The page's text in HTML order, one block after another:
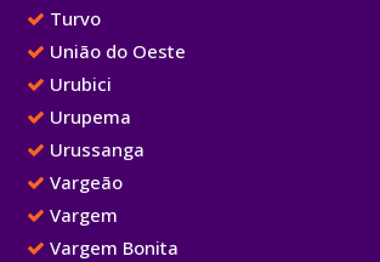
Turvo
União do Oeste
Urubici
Urupema
Urussanga
Vargeão
Vargem
Vargem Bonita